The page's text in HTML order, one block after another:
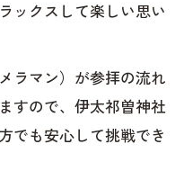
ックスして楽しい思い
ラマン）が参拝の流れ
すので、伊太祁曽神社
でも安心して挑戦でき